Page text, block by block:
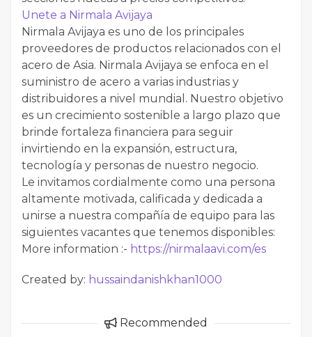
Unete a Nirmala Avijaya
Nirmala Avijaya es uno de los principales
proveedores de productos relacionados con el
acero de Asia. Nirmala Avijaya se enfoca en el
suministro de acero a varias industrias y
distribuidores a nivel mundial. Nuestro objetivo
es un crecimiento sostenible a largo plazo que
brinde fortaleza financiera para seguir
invirtiendo en la expansión, estructura,
tecnología y personas de nuestro negocio.
Le invitamos cordialmente como una persona
altamente motivada, calificada y dedicada a
unirse a nuestra compañía de equipo para las
siguientes vacantes que tenemos disponibles:
More information :- https://nirmalaavi.com/es
Created by: hussaindanishkhan1000
Recommended